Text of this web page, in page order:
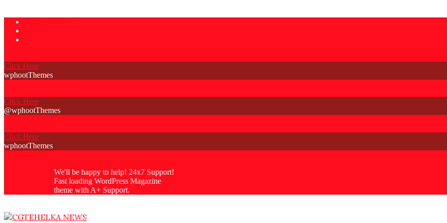
Skip
content
Click Here
wphootThemes
Click Here
@wphootThemes
Click Here
wphootThemes
We'll be happy to help! 24x7 Support!
Fast loading WordPress Magazine
theme with A+ Support.